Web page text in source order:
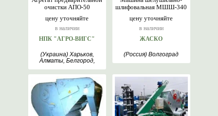
цену уточняйте
в наличии
очистки АПО-50
НПК "АГРО-ВИГС"
(Украина) Харьков,
Алматы, Белгород,
цену уточняйте
в наличии
шлифовальная МШШ-340
ЖАСКО
(Россия) Волгоград